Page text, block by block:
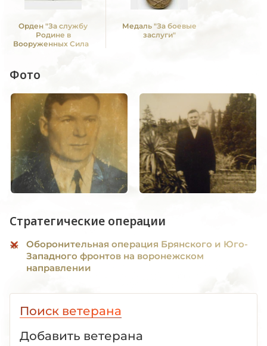
Орден "За службу
Родине в
Вооруженных Силах
Медаль "За боевые
заслуги"
Фото
Стратегические операции
Оборонительная операция Брянского и Юго-
Западного фронтов на воронежском
направлении
Поиск ветерана
Добавить ветерана